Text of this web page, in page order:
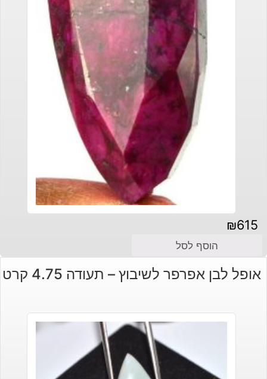
₪615
הוסף לסל
אופל לבן אפרפר לשיבוץ – תעודה 4.75 קרט